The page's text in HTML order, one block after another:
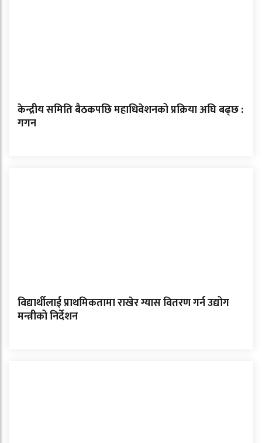
केन्द्रीय समिति बैठकपछि महाधिवेशनको प्रक्रिया अघि बढ्छ :
गगन
विद्यार्थीलाई प्राथमिकतामा राखेर ग्यास वितरण गर्न उद्योग
मन्त्रीको निर्देशन